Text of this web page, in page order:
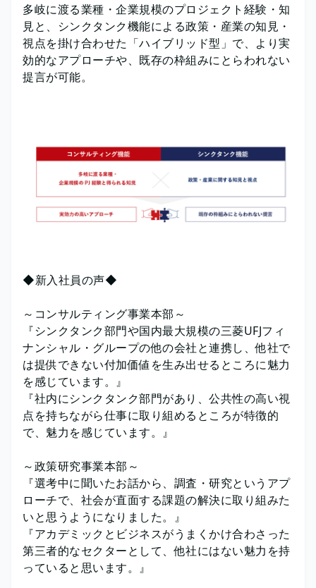
多岐に渡る業種・企業規模のプロジェクト経験・知
見と、シンクタンク機能による政策・産業の知見・
視点を掛け合わせた「ハイブリッド型」で、より実
効的なアプローチや、既存の枠組みにとらわれない
提言が可能。
◆新入社員の声◆
～コンサルティング事業本部～
『シンクタンク部門や国内最大規模の三菱UFJフィ
ナンシャル・グループの他の会社と連携し、他社で
は提供できない付加価値を生み出せるところに魅力
を感じています。』
『社内にシンクタンク部門があり、公共性の高い視
点を持ちながら仕事に取り組めるところが特徴的
で、魅力を感じています。』
～政策研究事業本部～
『選考中に聞いたお話から、調査・研究というアプ
ローチで、社会が直面する課題の解決に取り組みた
いと思うようになりました。』
『アカデミックとビジネスがうまくかけ合わさった
第三者的なセクターとして、他社にはない魅力を持
っていると思います。』